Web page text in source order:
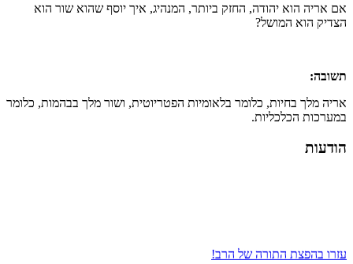
אם אריה הוא יהודה, החזק ביותר, המנהיג, איך יוסף שהוא שור הוא
הצדיק הוא המושל?
תשובה:
אריה מלך בחיות, כלומר בלאומיות הפטריוטית, ושור מלך בבהמות, כלומר
במערכות הכלכליות.
הודעות
עזרו בהפצת התורה של הרב!